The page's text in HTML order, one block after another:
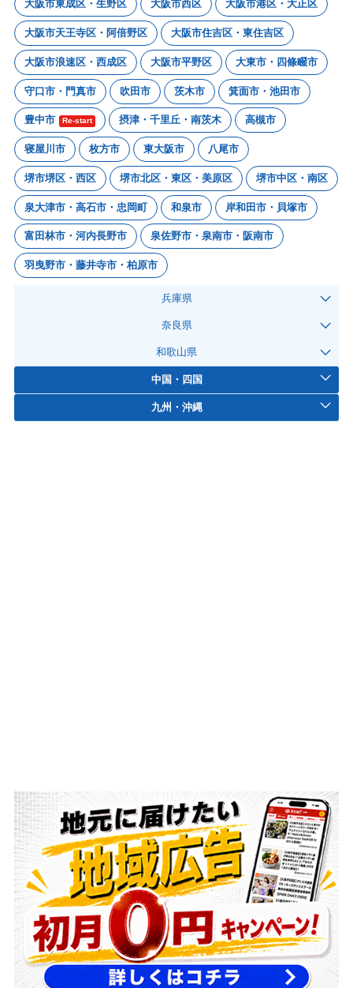
大阪市東成区・生野区 大阪市西区 大阪市港区・大正区
大阪市天王寺区・阿倍野区 大阪市住吉区・東住吉区
大阪市浪速区・西成区 大阪市平野区 大東市・四條畷市
守口市・門真市 吹田市 茨木市 箕面市・池田市
豊中市 Re-start 摂津・千里丘・南茨木 高槻市
寝屋川市 枚方市 東大阪市 八尾市
堺市堺区・西区 堺市北区・東区・美原区 堺市中区・南区
泉大津市・高石市・忠岡町 和泉市 岸和田市・貝塚市
富田林市・河内長野市 泉佐野市・泉南市・阪南市
羽曳野市・藤井寺市・柏原市
兵庫県
奈良県
和歌山県
中国・四国
九州・沖縄